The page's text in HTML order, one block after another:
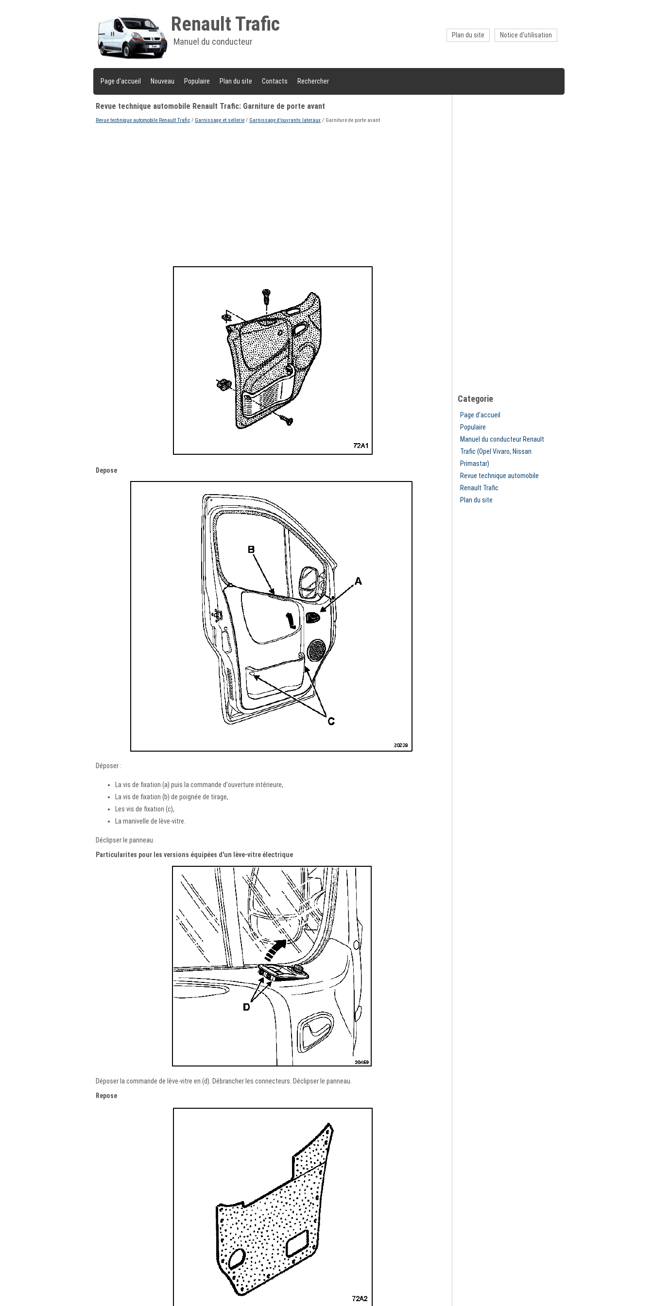
Renault Trafic
Manuel du conducteur
Notice d'utilisation
Plan du site
Page d'accueil Nouveau Populaire Plan du site Contacts Rechercher
Revue technique automobile Renault Trafic: Garniture de porte avant
Revue technique automobile Renault Trafic / Garnissage et sellerie / Garnissage d'ouvrants lateraux / Garniture de porte avant
Depose
Déposer :
La vis de fixation (a) puis la commande d'ouverture intérieure,
La vis de fixation (b) de poignée de tirage,
Les vis de fixation (c),
La manivelle de lève-vitre.
Déclipser le panneau.
Particularites pour les versions équipées d'un lève-vitre électrique
Déposer la commande de lève-vitre en (d). Débrancher les connecteurs. Déclipser le panneau.
Repose
Categorie
Page d'accueil
Populaire
Manuel du conducteur Renault
Trafic (Opel Vivaro, Nissan
Primastar)
Revue technique automobile
Renault Trafic
Plan du site